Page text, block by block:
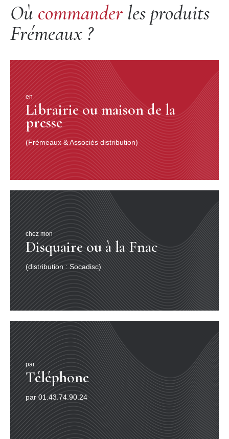
Où commander les produits
Frémeaux ?
par
Téléphone
par 01.43.74.90.24
en
Librairie ou maison de la
presse
(Frémeaux & Associés distribution)
chez mon
Disquaire ou à la Fnac
(distribution : Socadisc)